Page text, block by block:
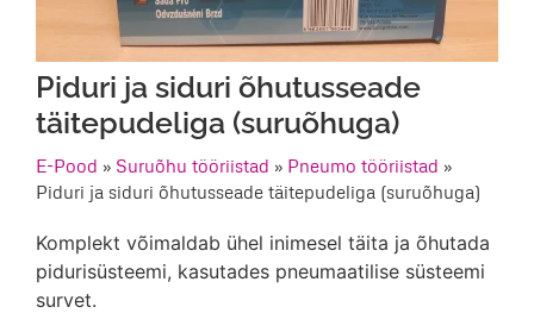
Piduri ja siduri õhutusseade
täitepudeliga (suruõhuga)
E-Pood » Suruõhu tööriistad » Pneumo tööriistad »
Piduri ja siduri õhutusseade täitepudeliga (suruõhuga)
Komplekt võimaldab ühel inimesel täita ja õhutada
pidurisüsteemi, kasutades pneumaatilise süsteemi
survet.